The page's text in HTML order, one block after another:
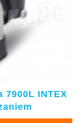
INTEX